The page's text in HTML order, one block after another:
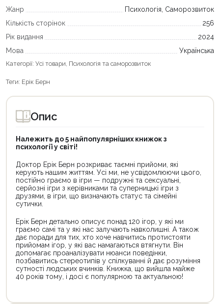
Жанр
Психологія, Саморозвиток
Кількість сторінок
256
Рік видання
2024
Мова
Українська
Категорії: Усі товари, Психологія та саморозвиток
Теги: Ерік Берн
Опис
Належить до 5 найпопулярніших книжок з
психології у світі!
Доктор Ерік Берн розкриває таємні прийоми, які
керують нашим життям. Усі ми, не усвідомлюючи цього,
постійно граємо в ігри — подружні та сексуальні,
серйозні ігри з керівниками та суперницькі ігри з
друзями, в ігри, що визначають статус та сімейні
сутички.
Ерік Берн детально описує понад 120 ігор, у які ми
граємо самі та у які нас залучають навколишні. А також
дає поради для тих, хто хоче навчитись протистояти
прийомам ігор, у які вас намагаються втягнути. Він
допомагає проаналізувати нюанси поведінки,
позбавитись стереотипів у спілкуванні й дає розуміння
сутності людських вчинків. Книжка, що вийшла майже
40 років тому, і досі є популярною та актуальною!
товар
товар